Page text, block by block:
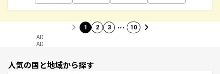
1 2 3 … 10
AD
AD
人気の国と地域から探す